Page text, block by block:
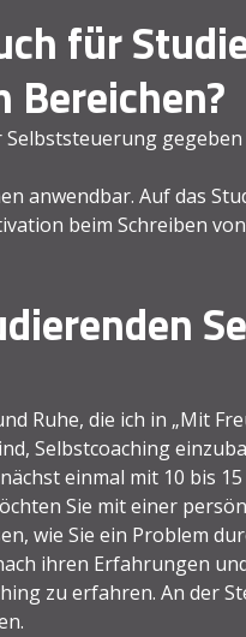
für
Bereichen?
Selbststeuerung gegeben
anwendbar. Auf das
beim Schreiben
Ruhe, die ich in „Mit
Selbstcoaching
einmal mit 10 bis
Sie mit einer
wie Sie ein Problem
ihren Erfahrungen
zu erfahren. An der